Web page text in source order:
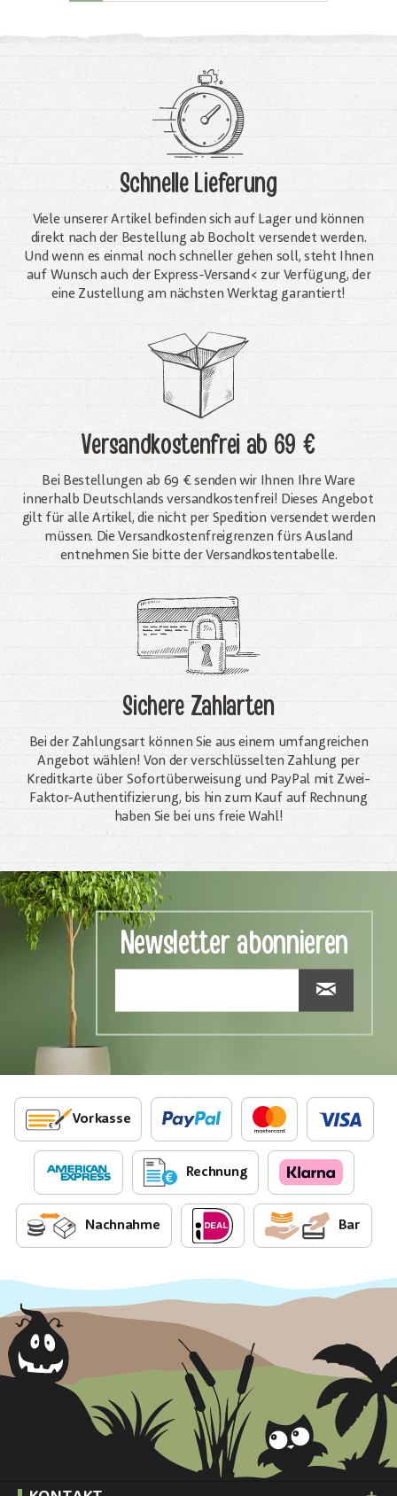
Schnelle Lieferung
Viele unserer Artikel befinden sich auf Lager und können
direkt nach der Bestellung ab Bocholt versendet werden.
Und wenn es einmal noch schneller gehen soll, steht Ihnen
auf Wunsch auch der Express-Versand< zur Verfügung, der
eine Zustellung am nächsten Werktag garantiert!
Versandkostenfreiab 69 €
Bei Bestellungen ab 69 € senden wir Ihnen Ihre Ware
innerhalb Deutschlands versandkostenfrei! Dieses Angebot
gilt für alle Artikel, die nicht per Spedition versendet werden
müssen. Die Versandkosten­freigrenzen fürs Ausland
entnehmen Sie bitte der Versandkostentabelle.
Sichere Zahlarten
Bei der Zahlungsart können Sie aus einem umfangreichen
Angebot wählen! Von der verschlüsselten Zahlung per
Kreditkarte über Sofortüberweisung und PayPal mit Zwei-
Faktor-Authentifizierung, bis hin zum Kauf auf Rechnung
haben Sie bei uns freie Wahl!
Newsletter abonnieren
Vorkasse
Rechnung
Nachnahme Bar